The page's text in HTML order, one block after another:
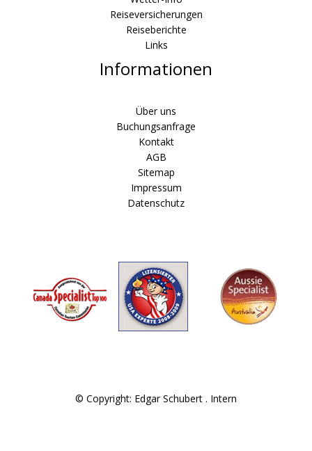
Reiseversicherungen
Reiseberichte
Links
Informationen
Über uns
Buchungsanfrage
Kontakt
AGB
Sitemap
Impressum
Datenschutz
© Copyright: Edgar Schubert . Intern